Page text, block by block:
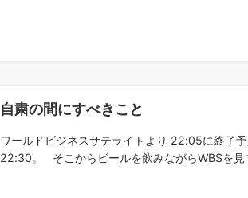
自粛の間にすべきこと
ワールドビジネスサテライトより 22:05に終了
22:30。 そこからビールを飲みながらWBSを見